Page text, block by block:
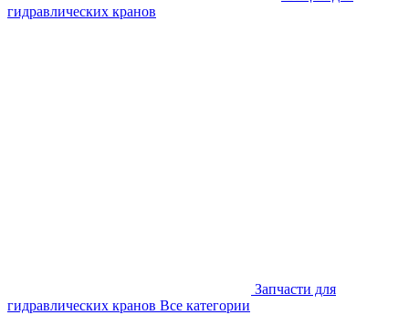
гидравлических кранов
Запчасти для
гидравлических кранов Все категории